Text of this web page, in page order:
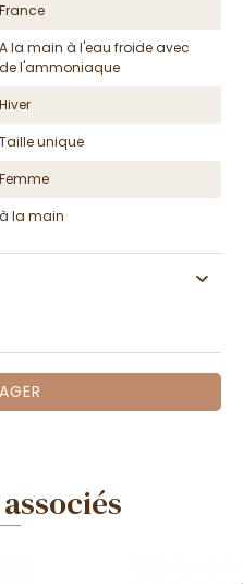
France
A la main à l'eau froide avec
de l'ammoniaque
Hiver
Taille unique
Femme
à la main